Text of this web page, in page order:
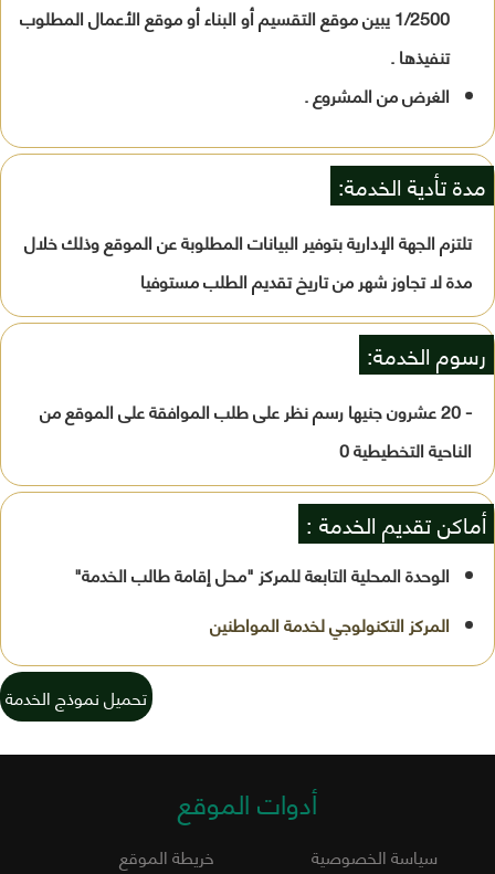
1/2500 يبين موقع التقسيم أو البناء أو موقع الأعمال المطلوب
تنفيذها .
الغرض من المشروع .
مدة تأدية الخدمة:
تلتزم الجهة الإدارية بتوفير البيانات المطلوبة عن الموقع وذلك خلال
مدة لا تجاوز شهر من تاريخ تقديم الطلب مستوفيا
رسوم الخدمة:
- 20 عشرون جنيها رسم نظر على طلب الموافقة على الموقع من
الناحية التخطيطية 0
أماكن تقديم الخدمة :
الوحدة المحلية التابعة للمركز "محل إقامة طالب الخدمة"
تحميل نموذج الخدمة
أدوات الموقع
سياسة الخصوصية
خريطة الموقع